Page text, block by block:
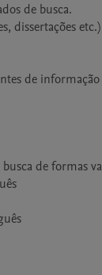
de busca.
de tempo	2018-2022; Idioma	Português,